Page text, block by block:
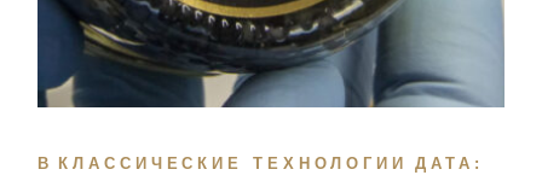
В КЛАССИЧЕСКИЕ ТЕХНОЛОГИИ
ДАТА: